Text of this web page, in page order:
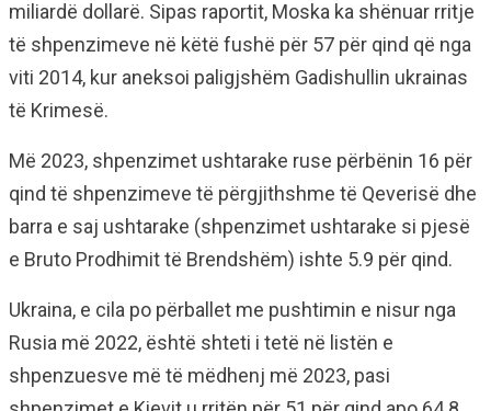
miliardë dollarë. Sipas raportit, Moska ka shënuar rritje
të shpenzimeve në këtë fushë për 57 për qind që nga
viti 2014, kur aneksoi paligjshëm Gadishullin ukrainas
të Krimesë.
Më 2023, shpenzimet ushtarake ruse përbënin 16 për
qind të shpenzimeve të përgjithshme të Qeverisë dhe
barra e saj ushtarake (shpenzimet ushtarake si pjesë
e Bruto Prodhimit të Brendshëm) ishte 5.9 për qind.
Ukraina, e cila po përballet me pushtimin e nisur nga
Rusia më 2022, është shteti i tetë në listën e
shpenzuesve më të mëdhenj më 2023, pasi